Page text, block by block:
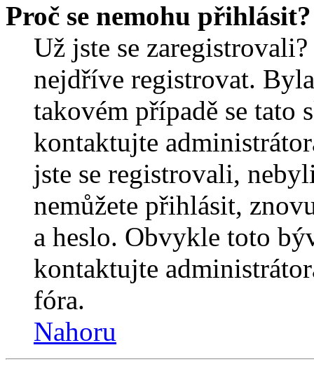
Proč se nemohu přihlásit?
Už jste se
nejdříve registrovat.
takovém případě se tato
kontaktujte
jste se registrovali,
nemůžete přihlásit,
a heslo. Obvykle toto
kontaktujte
fóra.
Nahoru